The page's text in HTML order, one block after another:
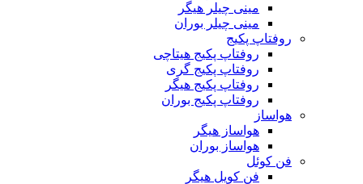
مینی چیلر هیگر
مینی چیلر بوران
روفتاپ پکیج
روفتاپ پکیج هیتاچی
روفتاپ پکیج گری
روفتاپ پکیج هیگر
روفتاپ پکیج بوران
هواساز
هواساز هیگر
هواساز بوران
فن کوئل
فن کویل هیگر